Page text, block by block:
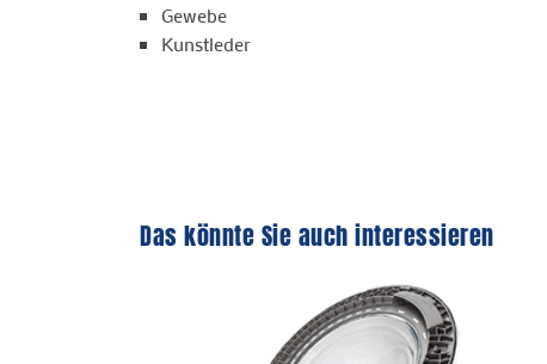
Gewebe
Kunstleder
Das könnte Sie auch interessieren